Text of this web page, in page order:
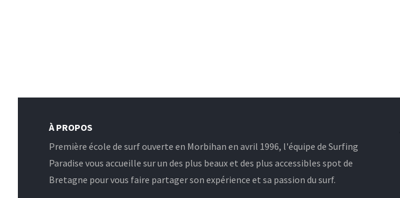
À PROPOS
Première école de surf ouverte en Morbihan en avril 1996, l'équipe de Surfing
Paradise vous accueille sur un des plus beaux et des plus accessibles spot de
Bretagne pour vous faire partager son expérience et sa passion du surf.